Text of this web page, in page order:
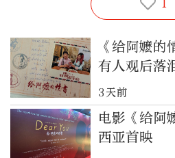
1
《给阿嬷的
有人观后落
人
3天前
电影《给阿
西亚首映